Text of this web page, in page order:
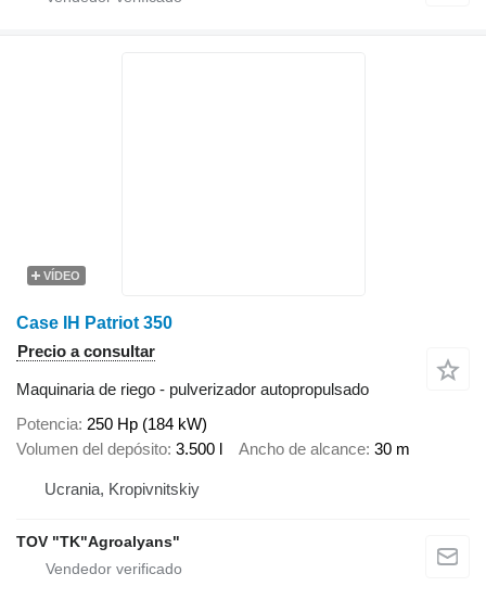
VÍDEO
Case IH Patriot 350
Precio a consultar
Maquinaria de riego - pulverizador autopropulsado
Potencia 250 Hp (184 kW)
Volumen del depósito 3.500 l Ancho de alcance 30 m
Ucrania, Kropivnitskiy
TOV "TK"Agroalyans"